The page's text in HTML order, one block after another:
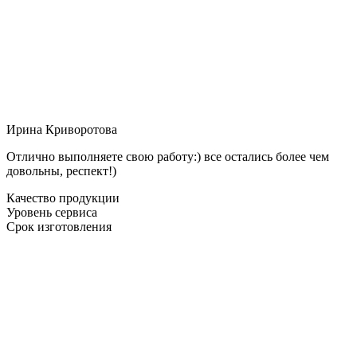
Ирина Криворотова
Отлично выполняете свою работу:) все остались более чем
довольны, респект!)
Качество продукции
Уровень сервиса
Срок изготовления